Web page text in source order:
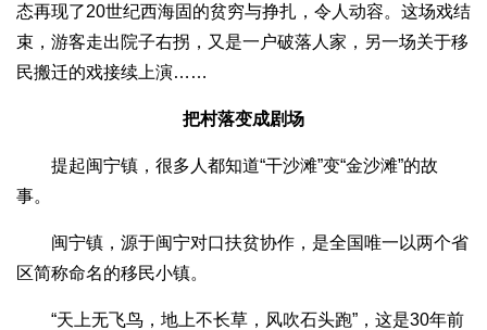
态再现了20世纪西海固的贫穷与挣扎，令人动容。这场戏结
束，游客走出院子右拐，又是一户破落人家，另一场关于移
民搬迁的戏接续上演……
把村落变成剧场
提起闽宁镇，很多人都知道“干沙滩”变“金沙滩”的故
事。
闽宁镇，源于闽宁对口扶贫协作，是全国唯一以两个省
区简称命名的移民小镇。
“天上无飞鸟，地上不长草，风吹石头跑”，这是30年前